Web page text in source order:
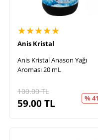
★★★★★
Anis Kristal
Anis Kristal Anason Yağı
Aroması 20 mL
100.00TL
59.00TL % 41